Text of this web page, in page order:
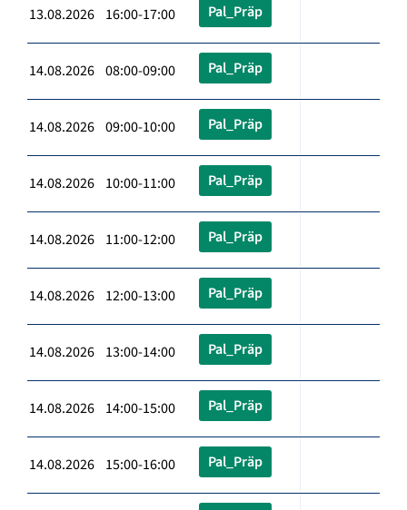
13.08.2026 16:00-17:00 Pal_Präp
14.08.2026 08:00-09:00 Pal_Präp
14.08.2026 09:00-10:00 Pal_Präp
14.08.2026 10:00-11:00 Pal_Präp
14.08.2026 11:00-12:00 Pal_Präp
14.08.2026 12:00-13:00 Pal_Präp
14.08.2026 13:00-14:00 Pal_Präp
14.08.2026 14:00-15:00 Pal_Präp
14.08.2026 15:00-16:00 Pal_Präp